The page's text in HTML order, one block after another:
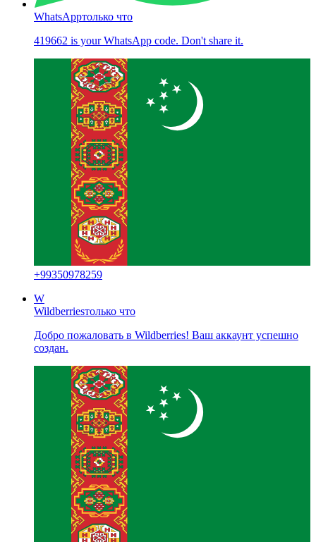
WhatsAppтолько что
419662 is your WhatsApp code. Don't share it.
+99350978259
W
Wildberriesтолько что
Добро пожаловать в Wildberries! Ваш аккаунт успешно
создан.